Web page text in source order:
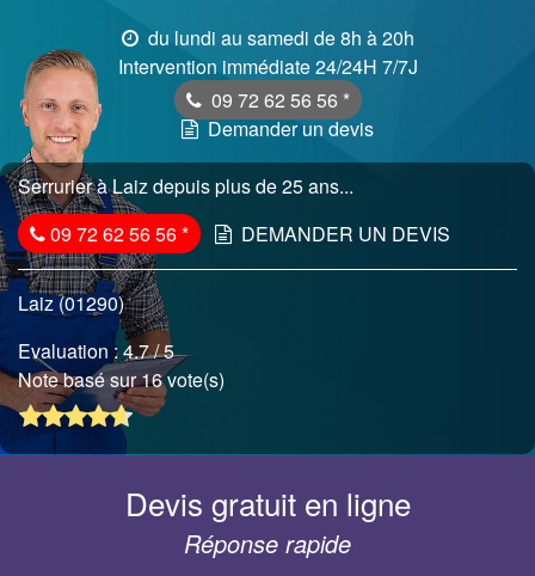
du lundi au samedi de 8h à 20h
Intervention immédiate 24/24H 7/7J
09 72 62 56 56 *
Demander un devis
Serrurier à Laiz depuis plus de 25 ans...
09 72 62 56 56* DEMANDER UN DEVIS
Laiz (01290)
Evaluation :4.7/ 5
Note basé sur 16 vote(s)
Devis gratuit en ligne
Réponse rapide